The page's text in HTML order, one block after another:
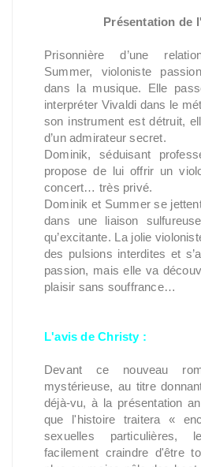
Présentation de
Prisonnière d’une
Summer, violoniste
dans la musique. Elle
interpréter Vivaldi dans le
son instrument est détruit,
d’un admirateur secret.
Dominik, séduisant
propose de lui offrir un
concert… très privé.
Dominik et Summer se
dans une liaison
qu’excitante. La jolie
des pulsions interdites et
passion, mais elle va
plaisir sans souffrance…
L'avis de Christy :
Devant ce nouveau
mystérieuse, au titre
déjà-vu, à la présentation
que l'histoire traitera «
sexuelles particulières,
facilement craindre d'être